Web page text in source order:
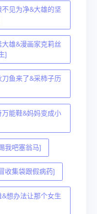
见为净&大雄的坚
雄&漫画家克莉丝
]
鱼来了&采柿子历
能鞋&妈妈变成小
我吧塞翁马]
收集袋跟假病药]
想办法让那个女生